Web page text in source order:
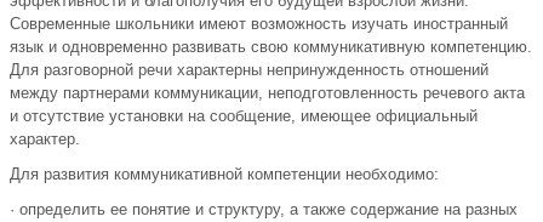
Современные школьники имеют возможность изучать иностранный
язык и одновременно развивать свою коммуникативную компетенцию.
Для разговорной речи характерны непринужденность отношений
между партнерами коммуникации, неподготовленность речевого акта
и отсутствие установки на сообщение, имеющее официальный
характер.
Для развития коммуникативной компетенции необходимо:
· определить ее понятие и структуру, а также содержание на разных